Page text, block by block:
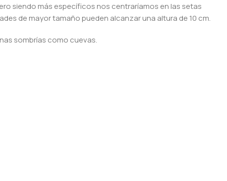
siendo más específicos nos centraríamos en las setas
de mayor tamaño pueden alcanzar una altura de 10 cm.
sombrías como cuevas.